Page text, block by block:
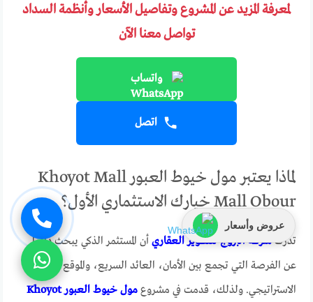
لمعرفة المزيد عن المشروع وتفاصيل الأسعار وأنظمة السداد
تواصل معنا الآن
واتساب
اتصل
لماذا يعتبر مول خيوط العبور Khoyot Mall
Mall Obour خيارك الاستثماري الأول؟
تدركشركة البروج للتطوير العقاري أن المستثمر الذكي يبحث دائما
عن الفرصة التي تجمع بين الأمان، العائد السريع، والموقع
الاستراتيجي. ولذلك، قدمت في مشروع
مول خيوط العبور Khoyot
عروض وأسعار